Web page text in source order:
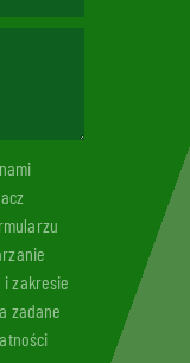
i zakresie
zadane